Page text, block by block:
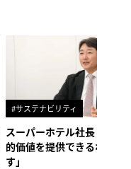
#サステナビリティ
スーパーホテル社長「地域
的価値を提供できるホテル
す」